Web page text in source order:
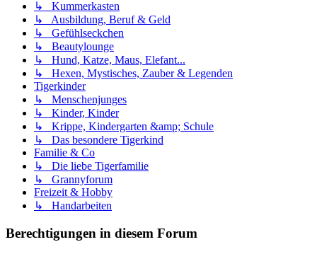
↳ Kummerkasten
↳ Ausbildung, Beruf & Geld
↳ Gefühlseckchen
↳ Beautylounge
↳ Hund, Katze, Maus, Elefant...
↳ Hexen, Mystisches, Zauber & Legenden
Tigerkinder
↳ Menschenjunges
↳ Kinder, Kinder
↳ Krippe, Kindergarten &amp; Schule
↳ Das besondere Tigerkind
Familie & Co
↳ Die liebe Tigerfamilie
↳ Grannyforum
Freizeit & Hobby
↳ Handarbeiten
Berechtigungen in diesem Forum